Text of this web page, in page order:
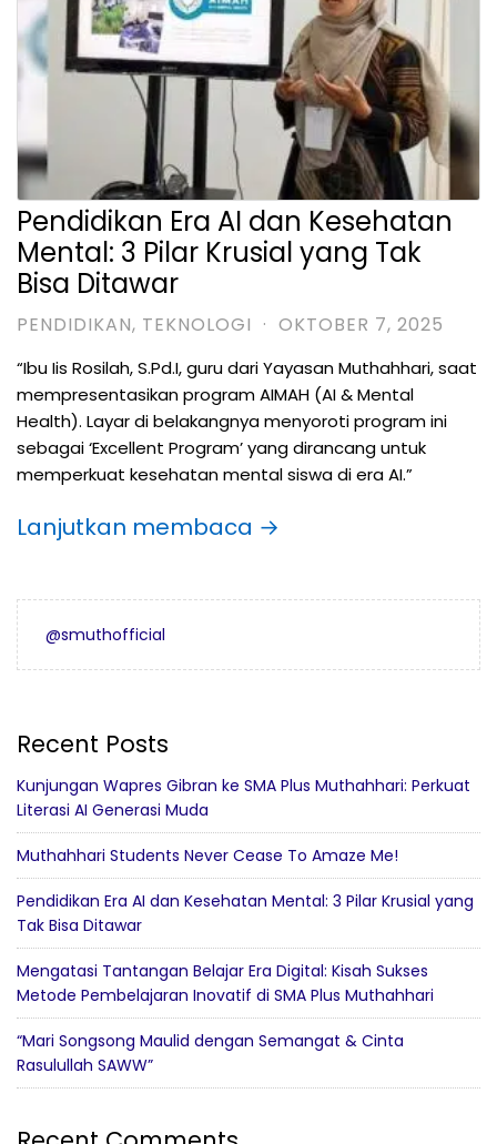
Pendidikan Era AI dan Kesehatan
Mental: 3 Pilar Krusial yang Tak
Bisa Ditawar
PENDIDIKAN, TEKNOLOGI · OKTOBER 7, 2025
“Ibu Iis Rosilah, S.Pd.I, guru dari Yayasan Muthahhari, saat
mempresentasikan program AIMAH (AI & Mental
Health). Layar di belakangnya menyoroti program ini
sebagai ‘Excellent Program’ yang dirancang untuk
memperkuat kesehatan mental siswa di era AI.”
Lanjutkan membaca →
@smuthofficial
Recent Posts
Kunjungan Wapres Gibran ke SMA Plus Muthahhari: Perkuat
Literasi AI Generasi Muda
Muthahhari Students Never Cease To Amaze Me!
Pendidikan Era AI dan Kesehatan Mental: 3 Pilar Krusial yang
Tak Bisa Ditawar
Mengatasi Tantangan Belajar Era Digital: Kisah Sukses
Metode Pembelajaran Inovatif di SMA Plus Muthahhari
“Mari Songsong Maulid dengan Semangat & Cinta
Rasulullah SAWW”